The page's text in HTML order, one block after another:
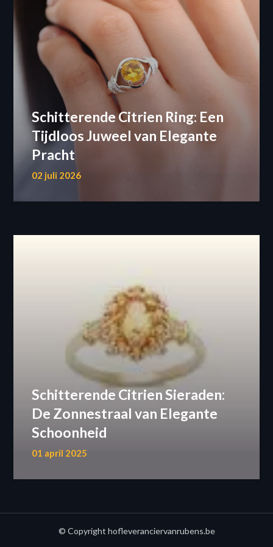
Schitterende Citrien Ring: Een
Tijdloos Juweel van Elegante
Pracht
02 juli 2026
Schitterende Citrien Sieraden:
De Zonnestraal van Elegante
Schoonheid
01 april 2025
© Copyright hofleveranciervanrubens.be